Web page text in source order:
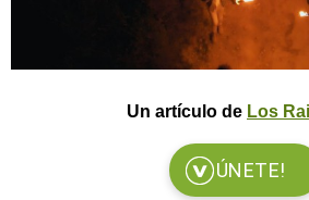
Un artículo de Los
ÚNETE!